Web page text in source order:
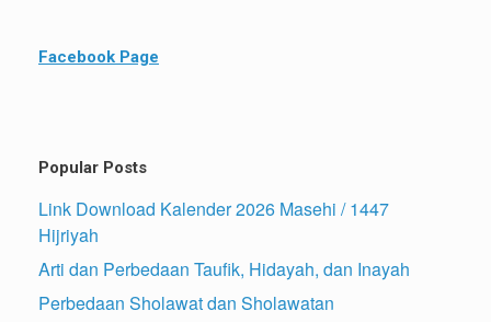
Facebook Page
Popular Posts
Link Download Kalender 2026 Masehi / 1447
Hijriyah
Arti dan Perbedaan Taufik, Hidayah, dan Inayah
Perbedaan Sholawat dan Sholawatan